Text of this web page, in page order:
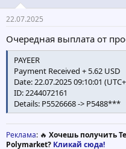
22.07.2025
Очередная выплата от
PAYEER
Payment Received + 5.62 USD
Date: 22.07.2025 09:10:01
ID: 2244072161
Details: P5526668 -> P5488***
Реклама: 🔥 Хочешь получить
Polymarket? Кликай сюда!